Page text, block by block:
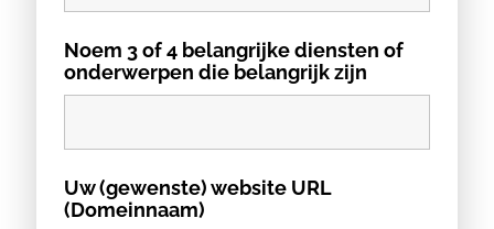
Noem 3 of 4 belangrijke diensten of
onderwerpen die belangrijk zijn
Uw (gewenste) website URL
(Domeinnaam)